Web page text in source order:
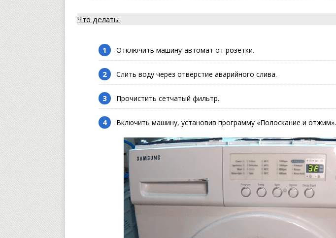
Что делать:
Отключить машину-автомат от розетки.
Слить воду через отверстие аварийного слива.
Прочистить сетчатый фильтр.
Включить машину, установив программу «Полоскание и отжим».